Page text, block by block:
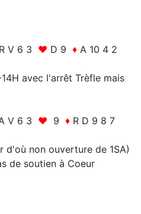
V 6 3 ♥ D 9 ♦ A 10 4 2
avec l'arrêt Trèfle mais
V 6 3 ♥ 9 ♦ R D 9 8 7
non ouverture de 1SA)
de soutien à Coeur